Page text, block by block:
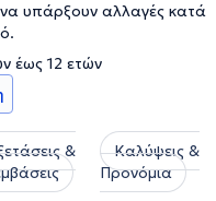
να υπάρξουν αλλαγές κατά
έως 12 ετών
&
Καλύψεις &
Προνόμια